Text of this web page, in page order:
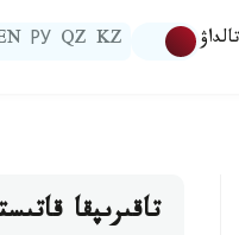
تالداۋ KZ
QZ
РУ
تاقىرىپقا